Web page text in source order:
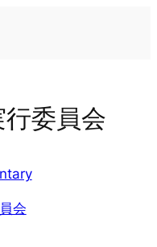
委員会
会